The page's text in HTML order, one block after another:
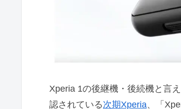
Xperia 1の後継機・後続機と言
認されている次期Xperia、「